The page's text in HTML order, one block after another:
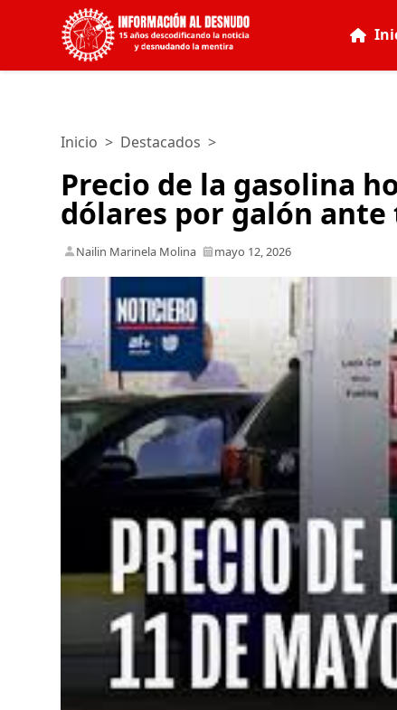
Inicio > Destacados >
Precio de la gasolina
dólares por galón
Nailin Marinela Molina mayo 12, 2026